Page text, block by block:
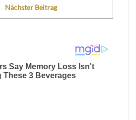
Nächster Beitrag